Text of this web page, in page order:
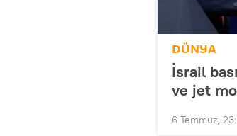
DÜNYA
İsrail
ve jet
6 Temmuz,